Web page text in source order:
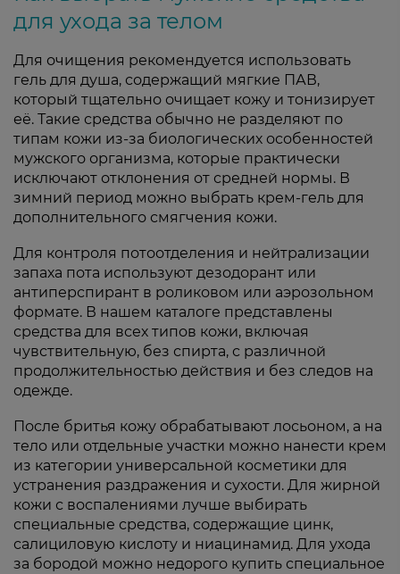
для ухода за телом
Для очищения рекомендуется использовать
гель для душа, содержащий мягкие ПАВ,
который тщательно очищает кожу и тонизирует
её. Такие средства обычно не разделяют по
типам кожи из-за биологических особенностей
мужского организма, которые практически
исключают отклонения от средней нормы. В
зимний период можно выбрать крем-гель для
дополнительного смягчения кожи.
Для контроля потоотделения и нейтрализации
запаха пота используют дезодорант или
антиперспирант в роликовом или аэрозольном
формате. В нашем каталоге представлены
средства для всех типов кожи, включая
чувствительную, без спирта, с различной
продолжительностью действия и без следов на
одежде.
После бритья кожу обрабатывают лосьоном, а на
тело или отдельные участки можно нанести крем
из категории универсальной косметики для
устранения раздражения и сухости. Для жирной
кожи с воспалениями лучше выбирать
специальные средства, содержащие цинк,
салициловую кислоту и ниацинамид. Для ухода
за бородой можно недорого купить специальное